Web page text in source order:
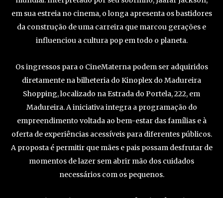
em sua estreia no cinema, o longa apresenta os bastidores
da construção de uma carreira que marcou gerações e
influenciou a cultura pop em todo o planeta.
Os ingressos para o CineMaterna podem ser adquiridos
diretamente na bilheteria do Kinoplex do Madureira
Shopping, localizado na Estrada do Portela, 222, em
Madureira. A iniciativa integra a programação do
empreendimento voltada ao bem-estar das famílias e à
oferta de experiências acessíveis para diferentes públicos.
A proposta é permitir que mães e pais possam desfrutar de
momentos de lazer sem abrir mão dos cuidados
necessários com os pequenos.